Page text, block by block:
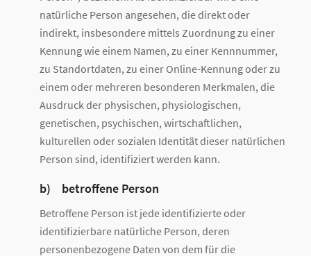
natürliche Person angesehen, die direkt oder
indirekt, insbesondere mittels Zuordnung zu einer
Kennung wie einem Namen, zu einer Kennnummer,
zu Standortdaten, zu einer Online-Kennung oder zu
einem oder mehreren besonderen Merkmalen, die
Ausdruck der physischen, physiologischen,
genetischen, psychischen, wirtschaftlichen,
kulturellen oder sozialen Identität dieser natürlichen
Person sind, identifiziert werden kann.
b) betroffene Person
Betroffene Person ist jede identifizierte oder
identifizierbare natürliche Person, deren
personenbezogene Daten von dem für die